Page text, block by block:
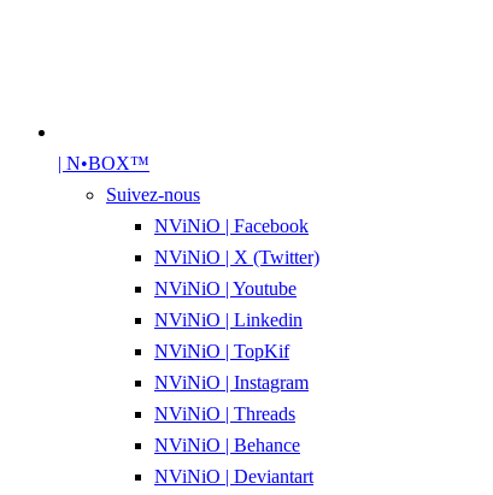
| N•BOX™
Suivez-nous
NViNiO | Facebook
NViNiO | X (Twitter)
NViNiO | Youtube
NViNiO | Linkedin
NViNiO | TopKif
NViNiO | Instagram
NViNiO | Threads
NViNiO | Behance
NViNiO | Deviantart